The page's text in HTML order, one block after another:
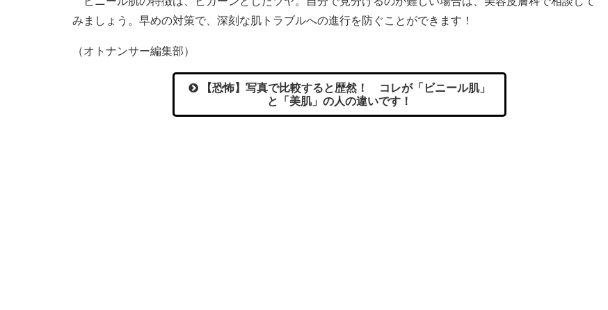
みましょう。早めの対策で、深刻な肌トラブルへの進行を防ぐことができます！
（オトナンサー編集部）
【恐怖】写真で比較すると歴然！ コレが「ビニール肌」
と「美肌」の人の違いです！